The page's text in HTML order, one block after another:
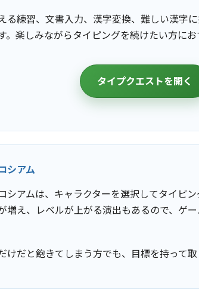
る練習、文書入力、漢字変換、難しい漢字
。楽しみながらタイピングを続けたい方にお
タイプクエストを開く
シアム
シアムは、キャラクターを選択してタイピ
増え、レベルが上がる演出もあるので、ゲ
けだと飽きてしまう方でも、目標を持って取